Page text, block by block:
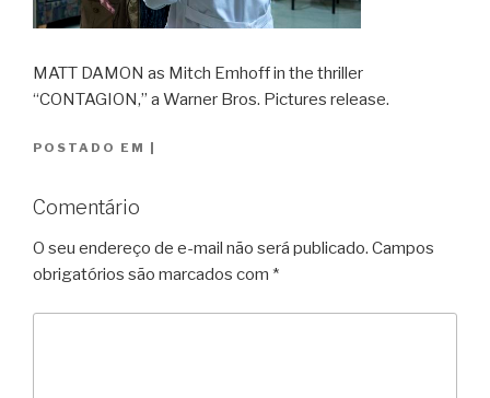
MATT DAMON as Mitch Emhoff in the thriller
“CONTAGION,” a Warner Bros. Pictures release.
POSTADO EM |
Comentário
O seu endereço de e-mail não será publicado. Campos
obrigatórios são marcados com *